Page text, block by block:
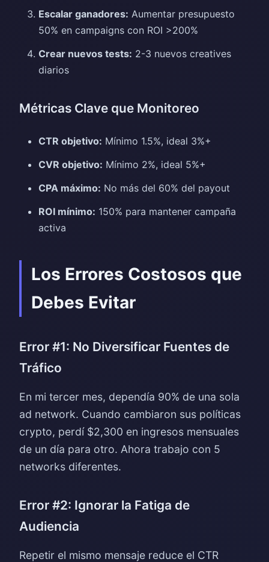
Escalar ganadores: Aumentar presupuesto
50% en campaigns con ROI >200%
Crear nuevos tests: 2-3 nuevos creatives
diarios
Métricas Clave que Monitoreo
CTR objetivo: Mínimo 1.5%, ideal 3%+
CVR objetivo: Mínimo 2%, ideal 5%+
CPA máximo: No más del 60% del payout
ROI mínimo: 150% para mantener campaña
activa
Los Errores Costosos que
Debes Evitar
Error #1: No Diversificar Fuentes de
Tráfico
En mi tercer mes, dependía 90% de una sola
ad network. Cuando cambiaron sus políticas
crypto, perdí $2,300 en ingresos mensuales
de un día para otro. Ahora trabajo con 5
networks diferentes.
Error #2: Ignorar la Fatiga de
Audiencia
Repetir el mismo mensaje reduce el CTR